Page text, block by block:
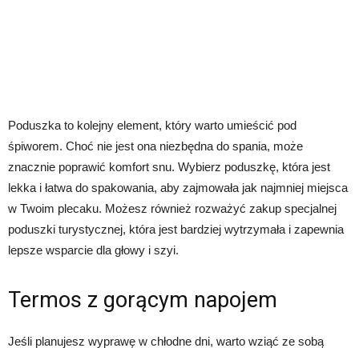
Poduszka to kolejny element, który warto umieścić pod
śpiworem. Choć nie jest ona niezbędna do spania, może
znacznie poprawić komfort snu. Wybierz poduszkę, która jest
lekka i łatwa do spakowania, aby zajmowała jak najmniej miejsca
w Twoim plecaku. Możesz również rozważyć zakup specjalnej
poduszki turystycznej, która jest bardziej wytrzymała i zapewnia
lepsze wsparcie dla głowy i szyi.
Termos z gorącym napojem
Jeśli planujesz wyprawę w chłodne dni, warto wziąć ze sobą